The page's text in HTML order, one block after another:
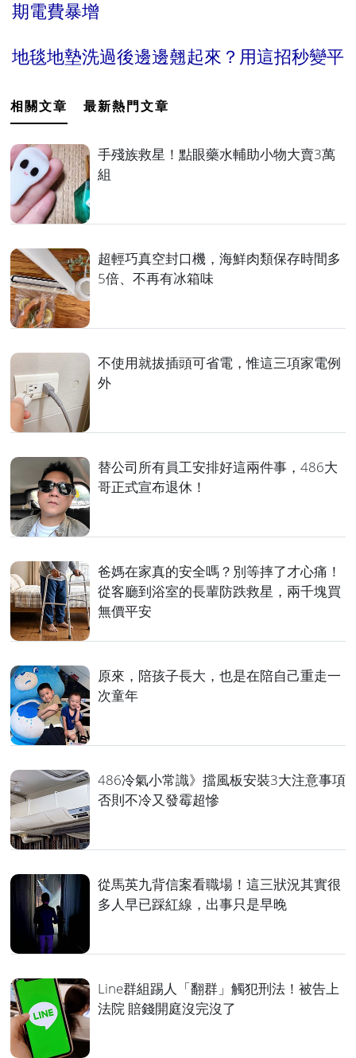
期電費暴增
地毯地墊洗過後邊邊翹起來？用這招秒變平
相關文章 最新熱門文章
手殘族救星！點眼藥水輔助小物大賣3萬
組
超輕巧真空封口機，海鮮肉類保存時間多
5倍、不再有冰箱味
不使用就拔插頭可省電，惟這三項家電例
外
替公司所有員工安排好這兩件事，486大
哥正式宣布退休！
爸媽在家真的安全嗎？別等摔了才心痛！
從客廳到浴室的長輩防跌救星，兩千塊買
無價平安
原來，陪孩子長大，也是在陪自己重走一
次童年
486冷氣小常識》擋風板安裝3大注意事項
否則不冷又發霉超慘
從馬英九背信案看職場！這三狀況其實很
多人早已踩紅線，出事只是早晚
Line群組踢人「翻群」觸犯刑法！被告上
法院 賠錢開庭沒完沒了